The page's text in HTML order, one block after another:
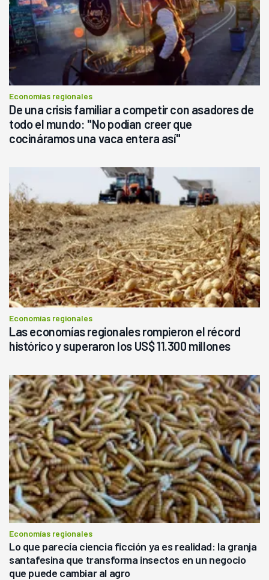
Economías regionales
De una crisis familiar a competir con asadores de
todo el mundo: "No podían creer que
cocináramos una vaca entera así"
Economías regionales
Las economías regionales rompieron el récord
histórico y superaron los US$ 11.300 millones
Economías regionales
Lo que parecía ciencia ficción ya es realidad: la granja
santafesina que transforma insectos en un negocio
que puede cambiar al agro